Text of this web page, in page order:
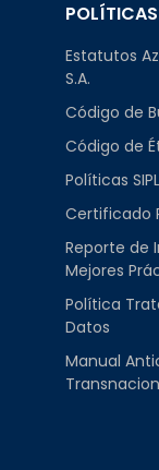
POLÍTICAS
Estatutos
S.A.
Código de
Código de
Políticas
Certificado
Reporte de
Mejores
Política
Datos
Manual